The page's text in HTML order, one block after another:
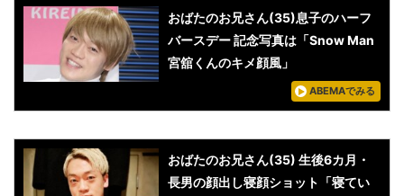
おばたのお兄さん(35)息子のハーフ
バースデー 記念写真は「Snow Man
宮舘くんのキメ顔風」
ABEMAでみる
おばたのお兄さん(35) 生後6カ月・
長男の顔出し寝顔ショット「寝てい